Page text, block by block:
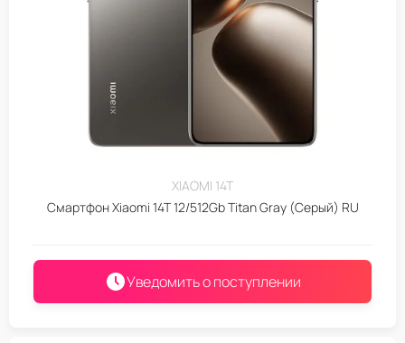
XIAOMI 14T
Смартфон Xiaomi 14T 12/512Gb Titan Gray (Серый) RU
Уведомить о поступлении